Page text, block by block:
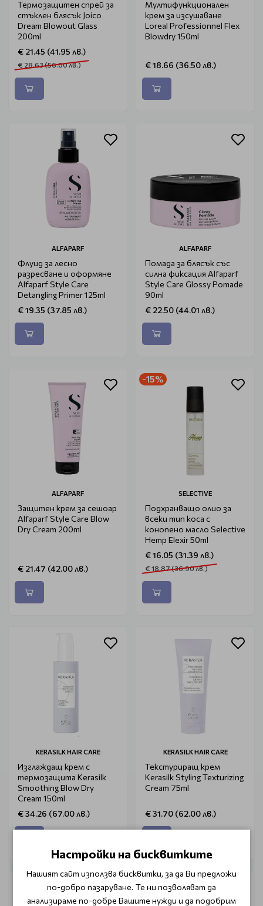
Термозащитен спрей за
стъклен блясък Joico
Dream Blowout Glass
200ml
€ 21.45 (41.95 лв.)
€ 28.63 (56.00 лв.)
Мултифункционален
крем за изсушаване
Loreal Professionnel Flex
Blowdry 150ml
€ 18.66 (36.50 лв.)
ALFAPARF
Флуид за лесно
разресване и оформяне
Alfaparf Style Care
Detangling Primer 125ml
€ 19.35 (37.85 лв.)
ALFAPARF
Помада за блясък със
силна фиксация Alfaparf
Style Care Glossy Pomade
90ml
€ 22.50 (44.01 лв.)
ALFAPARF
Защитен крем за сешоар
Alfaparf Style Care Blow
Dry Cream 200ml
€ 21.47 (42.00 лв.)
-15%
SELECTIVE
Подхранващо олио за
всеки тип коса с
конопено масло Selective
Hemp Elexir 50ml
€ 16.05 (31.39 лв.)
€ 18.87 (36.90 лв.)
KERASILK HAIR CARE
Изглаждащ крем с
термозащита Kerasilk
Smoothing Blow Dry
Cream 150ml
€ 34.26 (67.00 лв.)
KERASILK HAIR CARE
Текстуриращ крем
Kerasilk Styling Texturizing
Cream 75ml
€ 31.70 (62.00 лв.)
Настройки на бисквитките
Нашият сайт използва бисквитки, за да Ви предложи
по-добро пазаруване. Те ни позволяват да
анализираме по-добре Вашите нужди и да подобрим